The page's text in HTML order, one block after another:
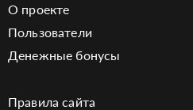
О проекте
Пользователи
Денежные бонусы
Правила сайта